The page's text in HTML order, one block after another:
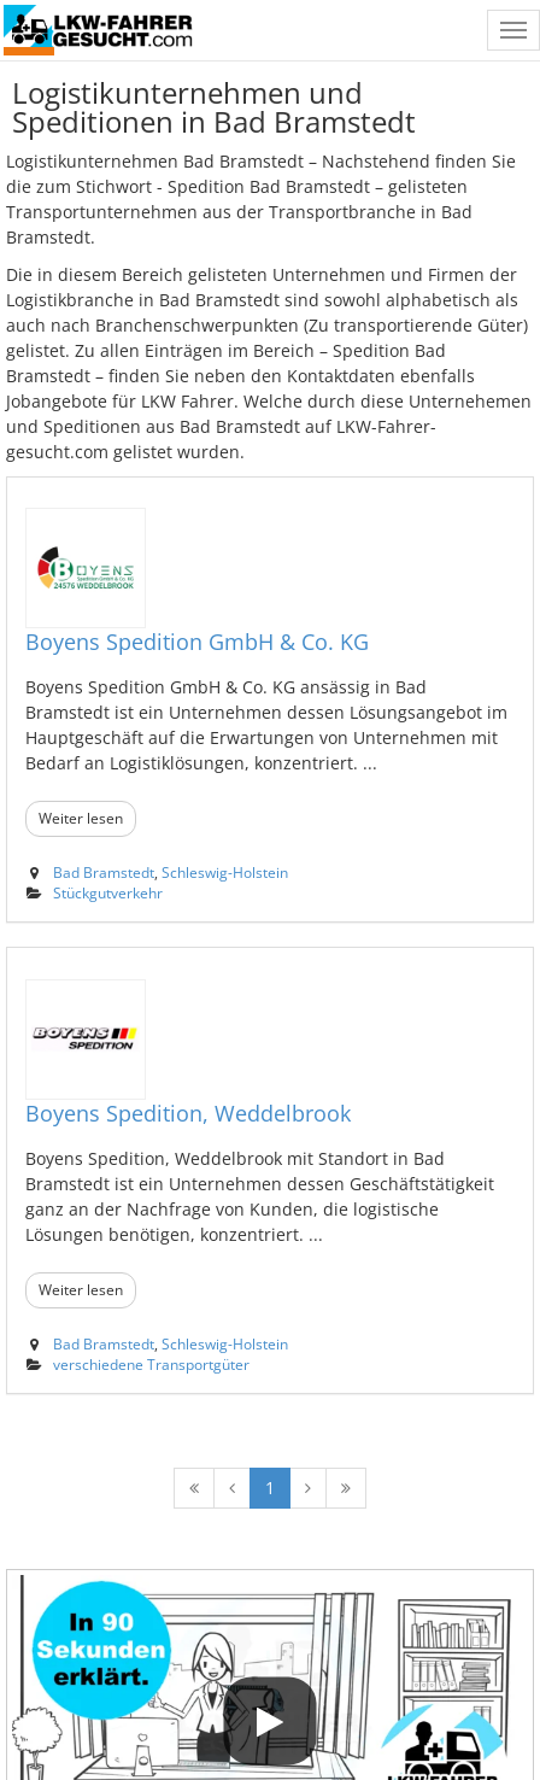
Logistikunternehmen und
Speditionen in Bad Bramstedt
Logistikunternehmen Bad Bramstedt – Nachstehend finden Sie
die zum Stichwort - Spedition Bad Bramstedt – gelisteten
Transportunternehmen aus der Transportbranche in Bad
Bramstedt.
Die in diesem Bereich gelisteten Unternehmen und Firmen der
Logistikbranche in Bad Bramstedt sind sowohl alphabetisch als
auch nach Branchenschwerpunkten (Zu transportierende Güter)
gelistet. Zu allen Einträgen im Bereich – Spedition Bad
Bramstedt – finden Sie neben den Kontaktdaten ebenfalls
Jobangebote für LKW Fahrer. Welche durch diese Unternehemen
und Speditionen aus Bad Bramstedt auf LKW-Fahrer-
gesucht.com gelistet wurden.
Boyens Spedition GmbH & Co. KG
Boyens Spedition GmbH & Co. KG ansässig in Bad
Bramstedt ist ein Unternehmen dessen Lösungsangebot im
Hauptgeschäft auf die Erwartungen von Unternehmen mit
Bedarf an Logistiklösungen, konzentriert. ...
Weiter lesen
Bad Bramstedt, Schleswig-Holstein
Stückgutverkehr
Boyens Spedition, Weddelbrook
Boyens Spedition, Weddelbrook mit Standort in Bad
Bramstedt ist ein Unternehmen dessen Geschäftstätigkeit
ganz an der Nachfrage von Kunden, die logistische
Lösungen benötigen, konzentriert. ...
Weiter lesen
Bad Bramstedt Schleswig-Holstein
verschiedene Transportgüter
1